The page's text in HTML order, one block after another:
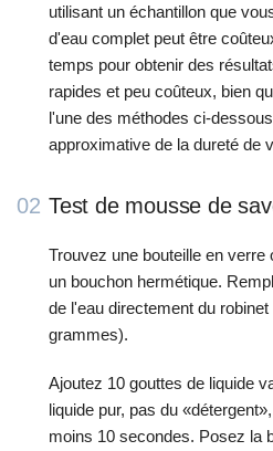
utilisant un échantillon que
d'eau complet peut être
temps pour obtenir des
rapides et peu coûteux, bien
l'une des méthodes ci-
approximative de la dureté de
02 Test de mousse de
Trouvez une bouteille en verre
un bouchon hermétique.
de l'eau directement du
grammes).
Ajoutez 10 gouttes de liquide
liquide pur, pas du
moins 10 secondes. Posez la